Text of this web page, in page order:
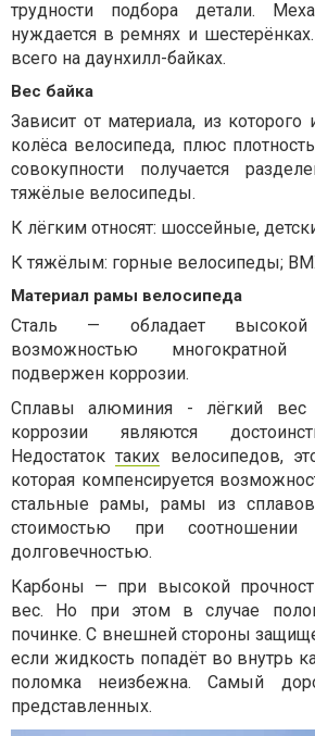
трудности подбора детали.
нуждается в ремнях и
всего на даунхилл-байках.
Вес байка
Зависит от материала, из которого
колёса велосипеда, плюс
совокупности получается
тяжёлые велосипеды.
К лёгким относят: шоссейные,
К тяжёлым: горные велосипеды;
Материал рамы велосипеда
Сталь — обладает
возможностью
подвержен коррозии.
Сплавы алюминия - лёгкий вес
коррозии являются
Недостатоктаких велосипедов,
которая компенсируется
стальные рамы, рамы из
стоимостью при
долговечностью.
Карбоны — при высокой
вес. Но при этом в случае
починке. С внешней стороны
если жидкость попадёт во внутрь
поломка неизбежна. Самый
представленных.